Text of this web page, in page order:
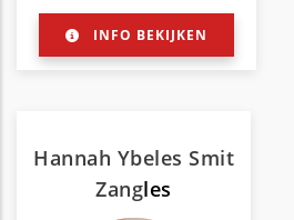
INFO BEKIJKEN
Hannah Ybeles Smit
Zangles